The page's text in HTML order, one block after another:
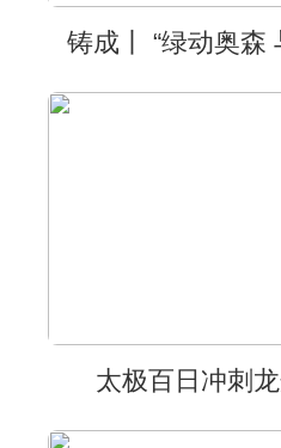
铸成丨 “绿动奥森
太极百日冲刺